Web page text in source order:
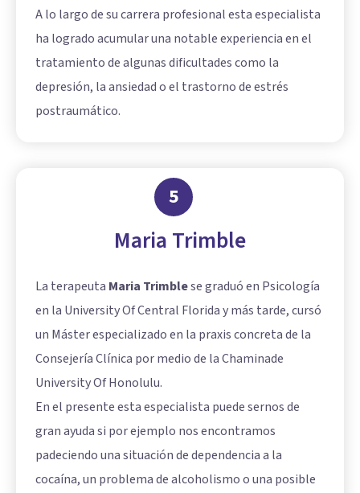
A lo largo de su carrera profesional esta especialista
ha logrado acumular una notable experiencia en el
tratamiento de algunas dificultades como la
depresión, la ansiedad o el trastorno de estrés
postraumático.
5
Maria Trimble
La terapeuta Maria Trimblese graduó en Psicología
en la University Of Central Florida y más tarde, cursó
un Máster especializado en la praxis concreta de la
Consejería Clínica por medio de la Chaminade
University Of Honolulu.
En el presente esta especialista puede sernos de
gran ayuda si por ejemplo nos encontramos
padeciendo una situación de dependencia a la
cocaína, un problema de alcoholismo o una posible